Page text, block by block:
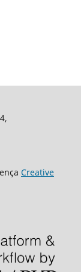
Creative